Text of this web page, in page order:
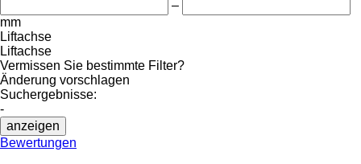
–
mm
Liftachse
Liftachse
Vermissen Sie bestimmte Filter?
Änderung vorschlagen
Suchergebnisse:
-
anzeigen
Bewertungen